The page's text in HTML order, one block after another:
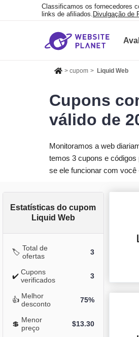
Classificamos os fornecedores
links de afiliados. Divulgação de
> cupom > Liquid Web
Cupons
válido de
Monitoramos a web
temos 3 cupons e
se ele funcionar com
Estatísticas do cupom
Liquid Web
🏷️ Total de
ofertas
3
✔️ Cupons
verificados
3
👍 Melhor
desconto
75%
💲 Menor
preço
$13.30